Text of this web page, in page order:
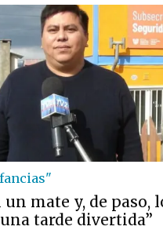
mate y, de paso,
tarde divertida”